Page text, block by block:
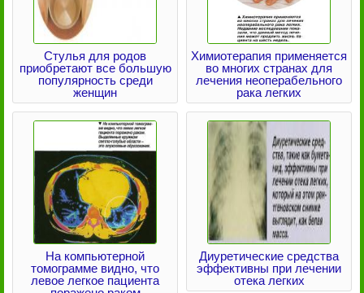
Стулья для родов
приобретают все большую
популярность среди
женщин
Химиотерапия применяется
во многих странах для
лечения неоперабельного
рака легких
На компьютерной
томограмме видно, что
левое легкое пациента
Диуретические средства
эффективны при лечении
отека легких